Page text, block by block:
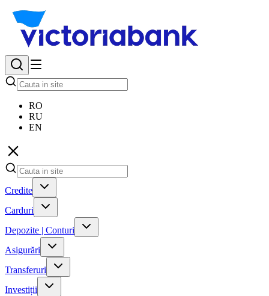
RO
RU
EN
Credite
Carduri
Depozite | Conturi
Asigurări
Transferuri
Investiții